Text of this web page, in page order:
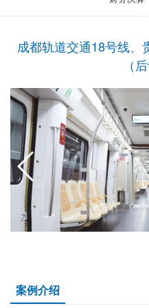
成都轨道交通18号线、
（
案例介绍